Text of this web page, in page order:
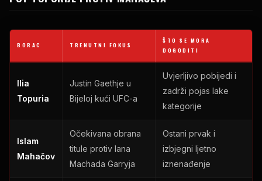
BORAC TRENUTNI FOKUS
ŠTO SE MORA
DOGODITI
Ilia
Topuria
Justin Gaethje u
Bijeloj kući UFC-a
Uvjerljivo pobijedi i
zadrži pojas lake
kategorije
Islam
Mahačov
Očekivana obrana
titule protiv Iana
Machada Garryja
Ostani prvak i
izbjegni ljetno
iznenađenje